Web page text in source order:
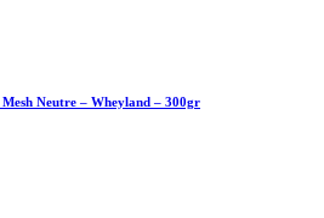
Neutre – Wheyland – 300gr